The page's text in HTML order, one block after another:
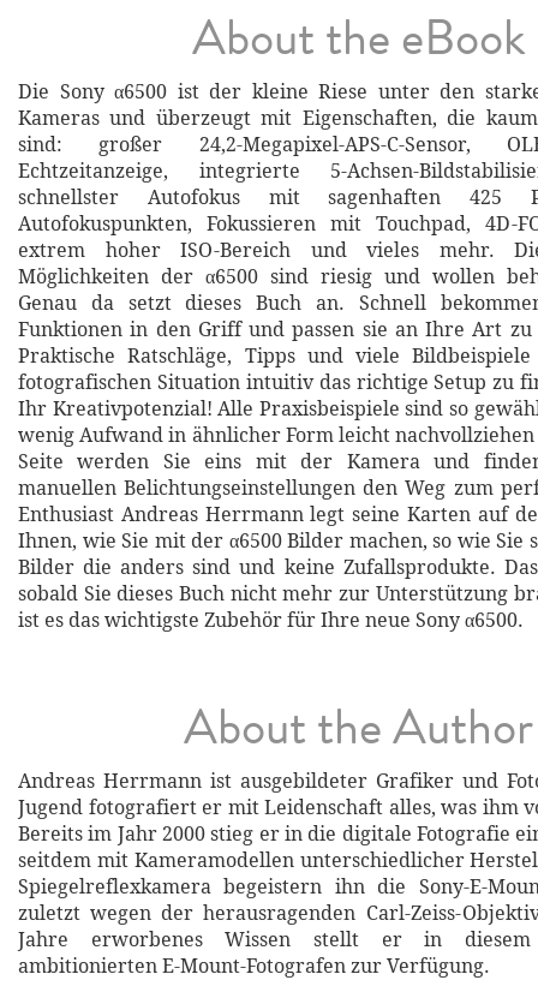
About the eBook
Die Sony α6500 ist der kleine Riese unter den
Kameras und überzeugt mit Eigenschaften, die
sind: großer 24,2-Megapixel-APS-C-Sensor,
Echtzeitanzeige, integrierte 5-Achsen-
schnellster Autofokus mit sagenhaften 425
Autofokuspunkten, Fokussieren mit Touchpad, 4D-
extrem hoher ISO-Bereich und vieles mehr.
Möglichkeiten der α6500 sind riesig und wollen
Genau da setzt dieses Buch an. Schnell
Funktionen in den Griff und passen sie an Ihre Art
Praktische Ratschläge, Tipps und viele
fotografischen Situation intuitiv das richtige Setup zu
Ihr Kreativpotenzial! Alle Praxisbeispiele sind so
wenig Aufwand in ähnlicher Form leicht
Seite werden Sie eins mit der Kamera und
manuellen Belichtungseinstellungen den Weg zum
Enthusiast Andreas Herrmann legt seine Karten auf
Ihnen, wie Sie mit der α6500 Bilder machen, so wie Sie
Bilder die anders sind und keine Zufallsprodukte.
sobald Sie dieses Buch nicht mehr zur Unterstützung
ist es das wichtigste Zubehör für Ihre neue Sony α6500.
About the Author
Andreas Herrmann ist ausgebildeter Grafiker und
Jugend fotografiert er mit Leidenschaft alles, was ihm
Bereits im Jahr 2000 stieg er in die digitale Fotografie
seitdem mit Kameramodellen unterschiedlicher
Spiegelreflexkamera begeistern ihn die Sony-E-
zuletzt wegen der herausragenden Carl-Zeiss-
Jahre erworbenes Wissen stellt er in diesem
ambitionierten E-Mount-Fotografen zur Verfügung.